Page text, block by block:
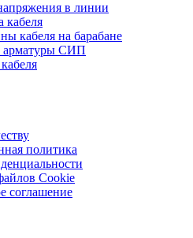
в линии
кабеля
кабеля на барабане
арматуры СИП
политика
Cookie
соглашение